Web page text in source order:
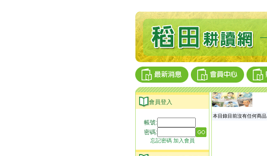
會員登入
帳號:
密碼:
忘記密碼 加入會員
本目錄目前沒有任何商品.